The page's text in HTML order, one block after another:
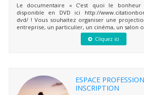
Le documentaire « C’est quoi le
disponible en DVD ici http://
dvd/ ! Vous souhaitez organiser une
entreprise, un particulier, un cinéma, un salon
Cliquez ici
ESPACE
INSCRIPTION